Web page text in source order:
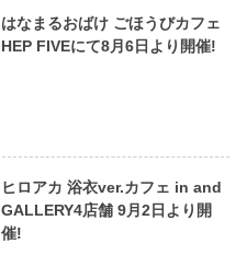
はなまるおばけ ごほうびカフェ
HEP FIVEにて8月6日より開催!
ヒロアカ 浴衣ver.カフェ in and
GALLERY4店舗 9月2日より開
催!